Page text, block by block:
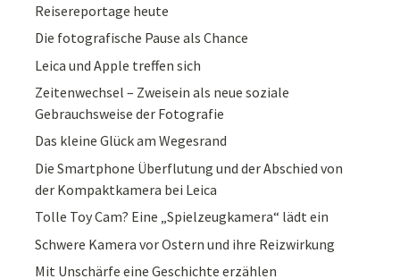
Reisereportage heute
Die fotografische Pause als Chance
Leica und Apple treffen sich
Zeitenwechsel – Zweisein als neue soziale
Gebrauchsweise der Fotografie
Das kleine Glück am Wegesrand
Die Smartphone Überflutung und der Abschied von
der Kompaktkamera bei Leica
Tolle Toy Cam? Eine „Spielzeugkamera“ lädt ein
Schwere Kamera vor Ostern und ihre Reizwirkung
Mit Unschärfe eine Geschichte erzählen